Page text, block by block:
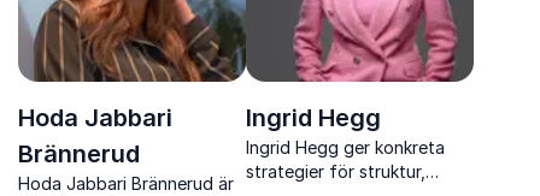
Hoda Jabbari
Brännerud
Hoda Jabbari Brännerud är
Ingrid Hegg
Ingrid Hegg ger konkreta
strategier för struktur,